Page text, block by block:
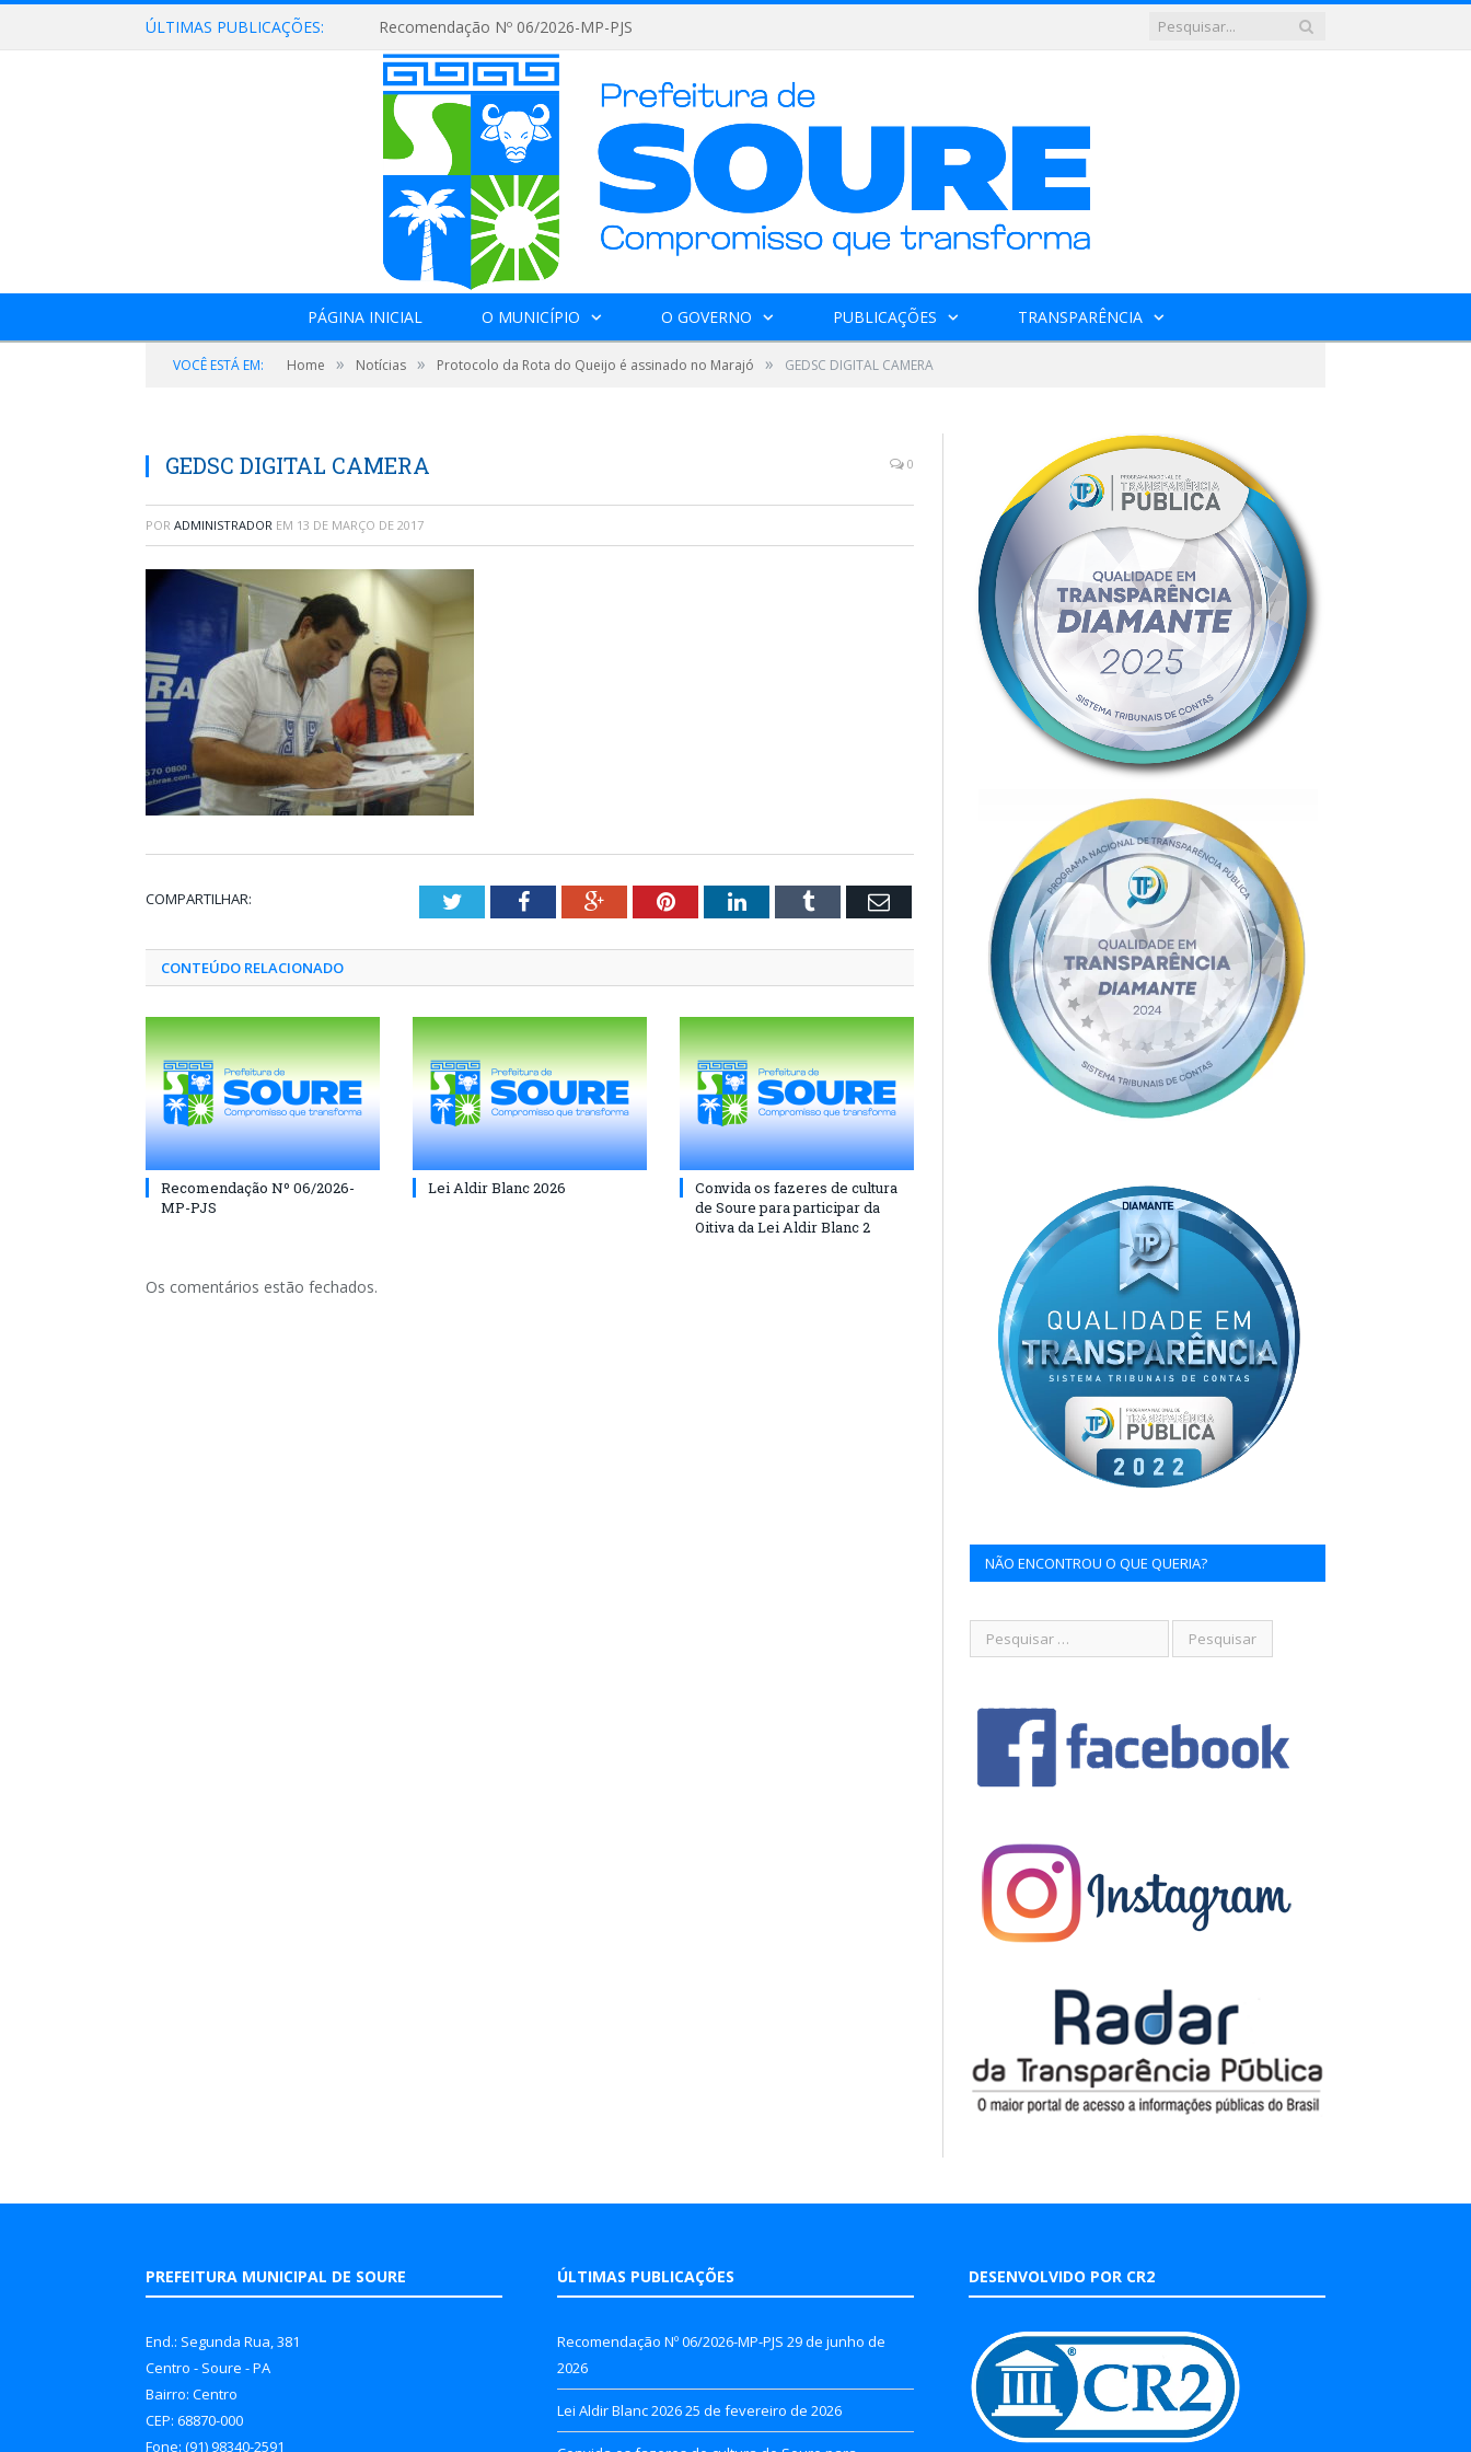
ÚLTIMAS PUBLICAÇÕES: Recomendação Nº 06/2026-MP-PJS
PÁGINA INICIAL O MUNICÍPIO O GOVERNO PUBLICAÇÕES TRANSPARÊNCIA
VOCÊ ESTÁ EM: Home » Notícias » Protocolo da Rota do Queijo é assinado no Marajó » GEDSC DIGITAL CAMERA
GEDSC DIGITAL CAMERA 0
POR ADMINISTRADOR EM 13 DE MARÇO DE 2017
COMPARTILHAR: TwitterFacebookGoogle+PinterestLinkedInTumblr Email
CONTEÚDO RELACIONADO
Recomendação Nº 06/2026-
MP-PJS
Lei Aldir Blanc 2026
Convida os fazeres de cultura
de Soure para participar da
Oitiva da Lei Aldir Blanc 2
Os comentários estão fechados.
NÃO ENCONTROU O QUE QUERIA?
PREFEITURA MUNICIPAL DE SOURE
End.: Segunda Rua, 381
Centro - Soure - PA
Bairro: Centro
CEP: 68870-000
Fone: (91) 98340-2591
ÚLTIMAS PUBLICAÇÕES
Recomendação Nº 06/2026-MP-PJS 29 de junho de
2026
Lei Aldir Blanc 202625 de fevereiro de 2026
DESENVOLVIDO POR CR2